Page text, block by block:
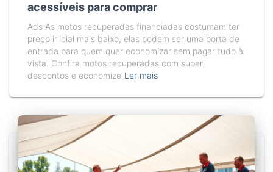
acessíveis para comprar
Ads As motos recuperadas financiadas costumam ter
preço inicial mais baixo, elas podem ser uma porta de
entrada para quem quer economizar sem pagar tudo à
vista. Confira motos recuperadas com super
descontos e economize Ler mais